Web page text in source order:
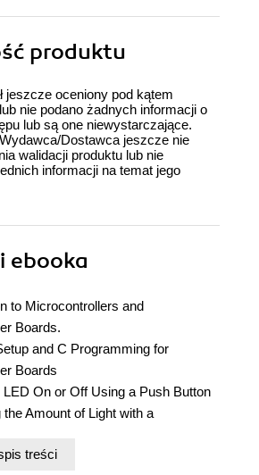
produktu
jeszcze oceniony pod kątem
nie podano żadnych informacji o
lub są one niewystarczające.
Dostawca jeszcze nie
walidacji produktu lub nie
informacji na temat jego
ebooka
to Microcontrollers and
Boards.
and C Programming for
Boards
LED On or Off Using a Push Button
Amount of Light with a
Temperature Measurement
treści